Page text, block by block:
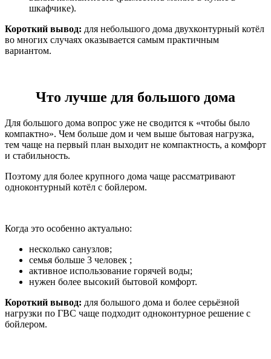
шкафчике).
Короткий вывод: для небольшого дома двухконтурный котёл
во многих случаях оказывается самым практичным
вариантом.
Что лучше для большого дома
Для большого дома вопрос уже не сводится к «чтобы было
компактно». Чем больше дом и чем выше бытовая нагрузка,
тем чаще на первый план выходит не компактность, а комфорт
и стабильность.
Поэтому для более крупного дома чаще рассматривают
одноконтурный котёл с бойлером.
Когда это особенно актуально:
несколько санузлов;
семья больше 3 человек ;
активное использование горячей воды;
нужен более высокий бытовой комфорт.
Короткий вывод: для большого дома и более серьёзной
нагрузки по ГВС чаще подходит одноконтурное решение с
бойлером.